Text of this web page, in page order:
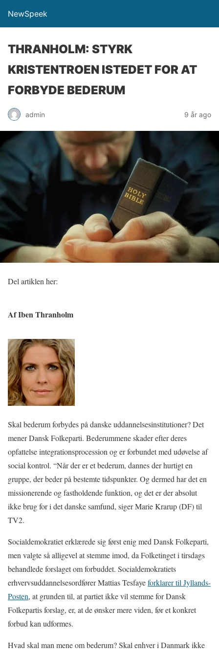
NewSpeek
THRANHOLM: STYRK
KRISTENTROEN ISTEDET FOR AT
FORBYDE BEDERUM
admin 9 år ago
Del artiklen her:
Af Iben Thranholm
Skal bederum forbydes på danske uddannelsesinstitutioner? Det
mener Dansk Folkeparti. Bederummene skader efter deres
opfattelse integrationsprocession og er forbundet med udøvelse af
social kontrol. “Når der er et bederum, dannes der hurtigt en
gruppe, der beder på bestemte tidspunkter. Og dermed har det en
missionerende og fastholdende funktion, og det er der absolut
ikke brug for i det danske samfund, siger Marie Krarup (DF) til
TV2.
Socialdemokratiet erklærede sig først enig med Dansk Folkeparti,
men valgte så alligevel at stemme imod, da Folketinget i tirsdags
behandlede forslaget om forbuddet. Socialdemokratiets
erhvervsuddannelsesordfører Mattias Tesfayeforklarer til Jyllands-
Posten, at grunden til, at partiet ikke vil stemme for Dansk
Folkepartis forslag, er, at de ønsker mere viden, før et konkret
forbud kan udformes.
Hvad skal man mene om bederum? Skal enhver i Danmark ikke